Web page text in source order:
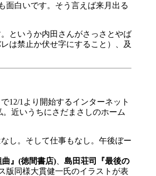
面白いです。そう言えば来月出る
というか内田さんがさっさとやば
は禁止か伏せ字にすること）、及
12/1より開始するインターネット
近いうちにさだまさしのホーム
し。そして仕事もなし。午後ぼー
』(徳間書店)
島田荘司『最後の
版同様大貫健一氏のイラストが表